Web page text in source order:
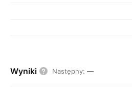
Wyniki Następny: —